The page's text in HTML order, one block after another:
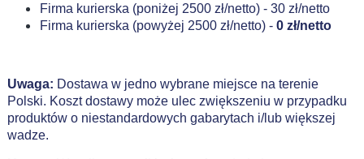
Firma kurierska (poniżej 2500 zł/netto) - 30 zł/netto
Firma kurierska (powyżej 2500 zł/netto) - 0 zł/netto
Uwaga: Dostawa w jedno wybrane miejsce na terenie
Polski. Koszt dostawy może ulec zwiększeniu w przypadku
produktów o niestandardowych gabarytach i/lub większej
wadze.